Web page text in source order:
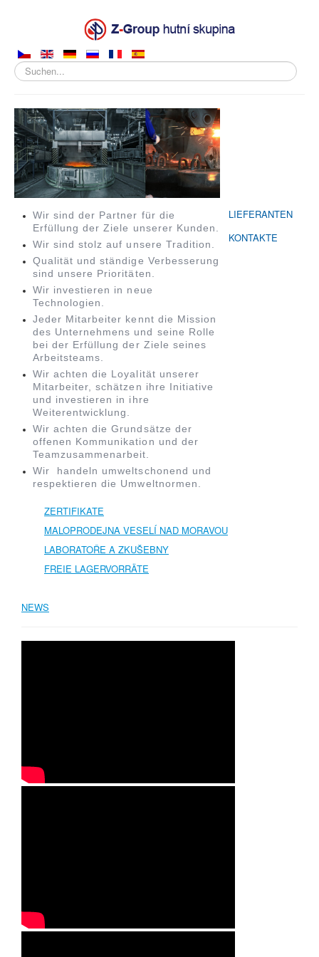
Suchen...
LIEFERANTEN
KONTAKTE
Wir sind der Partner für die
Erfüllung der Ziele unserer Kunden.
Wir sind stolz auf unsere Tradition.
Qualität und ständige Verbesserung
sind unsere Prioritäten.
Wir investieren in neue
Technologien.
Jeder Mitarbeiter kennt die Mission
des Unternehmens und seine Rolle
bei der Erfüllung der Ziele seines
Arbeitsteams.
Wir achten die Loyalität unserer
Mitarbeiter, schätzen ihre Initiative
und investieren in ihre
Weiterentwicklung.
Wir achten die Grundsätze der
offenen Kommunikation und der
Teamzusammenarbeit.
Wir handeln umweltschonend und
respektieren die Umweltnormen.
ZERTIFIKATE
MALOPRODEJNA VESELÍ NAD MORAVOU
LABORATOŘE A ZKUŠEBNY
FREIE LAGERVORRÄTE
NEWS